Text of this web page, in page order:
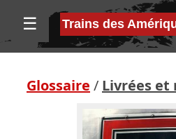
☰ Trains des
Glossaire / Livrées et